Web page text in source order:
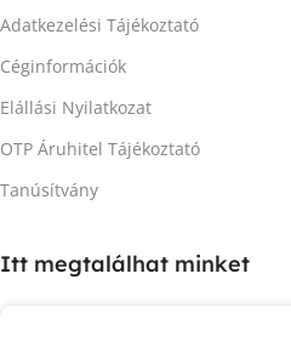
Adatkezelési Tájékoztató
Céginformációk
Elállási Nyilatkozat
OTP Áruhitel Tájékoztató
Tanúsítvány
Itt megtalálhat minket